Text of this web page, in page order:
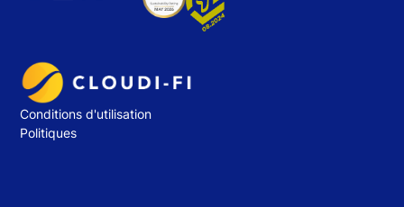
Conditions d'utilisation
Politiques